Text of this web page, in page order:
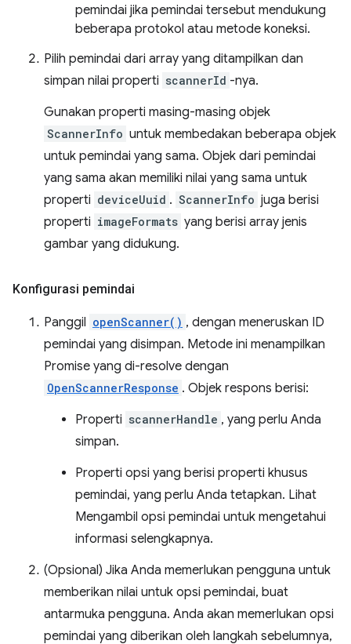
pemindai jika pemindai tersebut mendukung
beberapa protokol atau metode koneksi.
Pilih pemindai dari array yang ditampilkan dan
simpan nilai properti scannerId -nya.
Gunakan properti masing-masing objek
ScannerInfo untuk membedakan beberapa objek
untuk pemindai yang sama. Objek dari pemindai
yang sama akan memiliki nilai yang sama untuk
properti deviceUuid . ScannerInfo juga berisi
properti imageFormats yang berisi array jenis
gambar yang didukung.
Konfigurasi pemindai
Panggil openScanner() , dengan meneruskan ID
pemindai yang disimpan. Metode ini menampilkan
Promise yang di-resolve dengan
OpenScannerResponse . Objek respons berisi:
Properti scannerHandle , yang perlu Anda
simpan.
Properti opsi yang berisi properti khusus
pemindai, yang perlu Anda tetapkan. Lihat
Mengambil opsi pemindai untuk mengetahui
informasi selengkapnya.
(Opsional) Jika Anda memerlukan pengguna untuk
memberikan nilai untuk opsi pemindai, buat
antarmuka pengguna. Anda akan memerlukan opsi
pemindai yang diberikan oleh langkah sebelumnya,